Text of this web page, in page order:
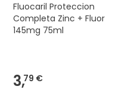
Fluocaril Proteccion
Completa Zinc + Fluor
145mg 75ml
3,79 €